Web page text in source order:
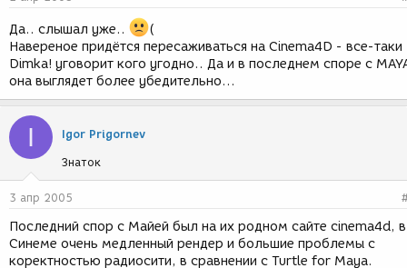
Да.. слышал уже..
(
Навереное придётся пересаживаться на Cinema4D - все-таки
Dimka! уговорит кого угодно.. Да и в последнем споре с
она выглядет более убедительно...
I Igor Prigornev
Знаток
3 апр 2005
Последний спор с Майей был на их родном сайте cinema4d, в
Синеме очень медленный рендер и большие проблемы с
коректностью радиосити, в сравнении с Turtle for Maya.